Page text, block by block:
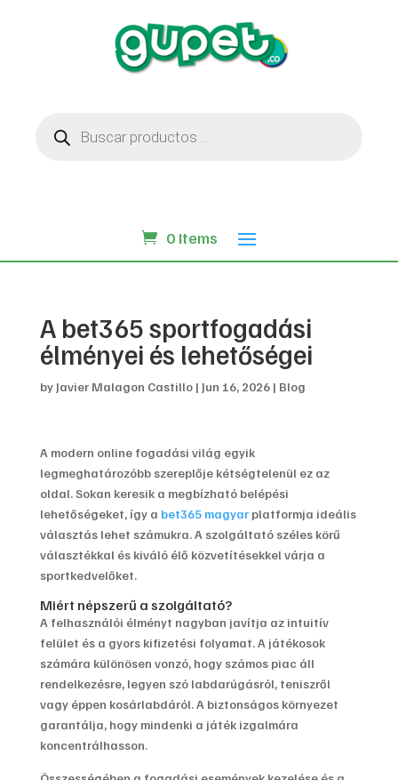
productos
0 Items
A bet365 sportfogadási
élményei és lehetőségei
by Javier Malagon Castillo| Jun 16, 2026| Blog
A modern online fogadási világ egyik
legmeghatározóbb szereplője kétségtelenül ez az
oldal. Sokan keresik a megbízható belépési
lehetőségeket, így a bet365 magyarplatformja ideális
választás lehet számukra. A szolgáltató széles körű
választékkal és kiváló élő közvetítésekkel várja a
sportkedvelőket.
Miért népszerű a szolgáltató?
A felhasználói élményt nagyban javítja az intuitív
felület és a gyors kifizetési folyamat. A játékosok
számára különösen vonzó, hogy számos piac áll
rendelkezésre, legyen szó labdarúgásról, teniszről
vagy éppen kosárlabdáról. A biztonságos környezet
garantálja, hogy mindenki a játék izgalmára
koncentrálhasson.